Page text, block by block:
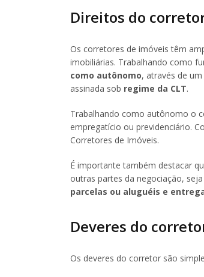
Direitos do
Os corretores de imóveis têm
imobiliárias. Trabalhando como
como autônomo, através de
assinada sob regime da CLT.
Trabalhando como autônomo o
empregatício ou previdenciário.
Corretores de Imóveis.
É importante também destacar
outras partes da negociação,
parcelas ou aluguéis e
Deveres do
Os deveres do corretor são